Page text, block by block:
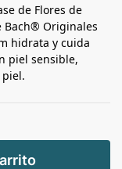
de Flores de
Bach® Originales
hidrata y cuida
piel sensible,
piel.